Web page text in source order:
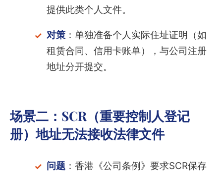
提供此类个人文件。
对策：单独准备个人实际住址证明（如
租赁合同、信用卡账单），与公司注册
地址分开提交。
场景二：SCR（重要控制人登记
册）地址无法接收法律文件
问题：香港《公司条例》要求SCR保存